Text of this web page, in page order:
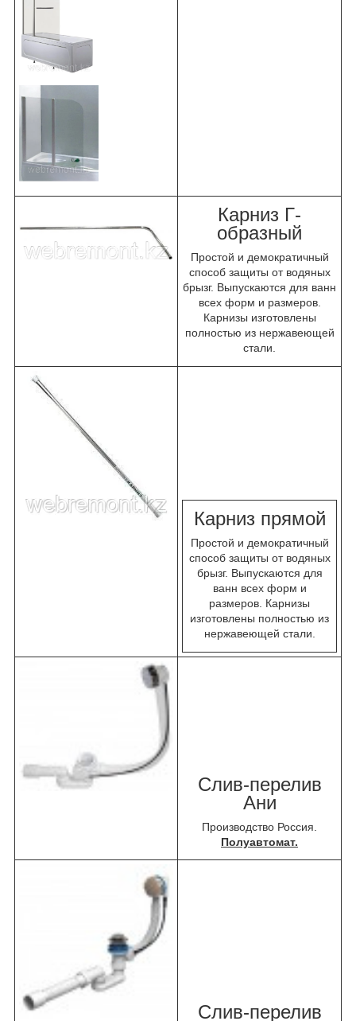
Карниз Г-
образный
Простой и демократичный
способ защиты от водяных
брызг. Выпускаются для ванн
всех форм и размеров.
Карнизы изготовлены
полностью из нержавеющей
стали.
Карниз прямой
Простой и демократичный
способ защиты от водяных
брызг. Выпускаются для
ванн всех форм и
размеров. Карнизы
изготовлены полностью из
нержавеющей стали.
Слив-перелив
Ани
Производство Россия.
Полуавтомат.
Слив-перелив